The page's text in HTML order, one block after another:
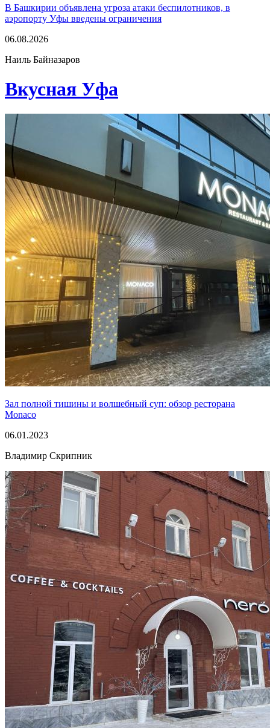
В Башкирии объявлена угроза атаки беспилотников, в
аэропорту Уфы введены ограничения
06.08.2026
Наиль Байназаров
Вкусная Уфа
Зал полной тишины и волшебный суп: обзор ресторана
Monaco
06.01.2023
Владимир Скрипник